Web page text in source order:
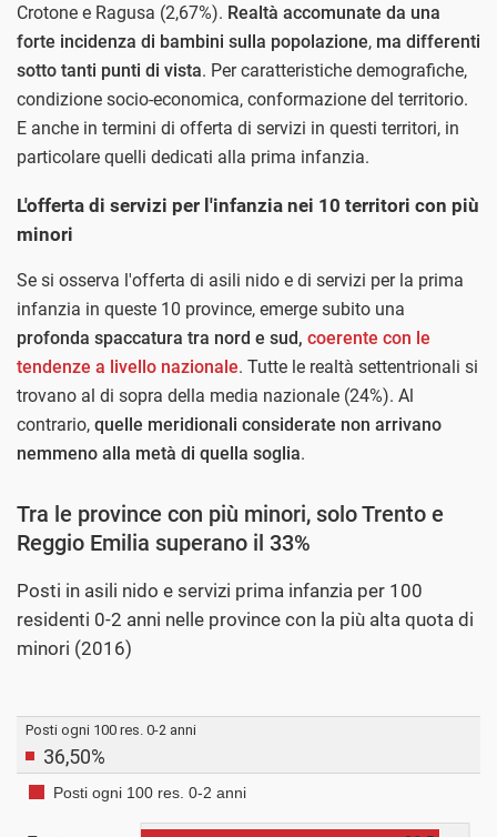
Crotone e Ragusa (2,67%). Realtà accomunate da una
forte incidenza di bambini sulla popolazione, ma differenti
sotto tanti punti di vista. Per caratteristiche demografiche,
condizione socio-economica, conformazione del territorio.
E anche in termini di offerta di servizi in questi territori, in
particolare quelli dedicati alla prima infanzia.
L'offerta di servizi per l'infanzia nei 10 territori con più
minori
Se si osserva l'offerta di asili nido e di servizi per la prima
infanzia in queste 10 province, emerge subito una
profonda spaccatura tra nord e sud, coerente con le
tendenze a livello nazionale. Tutte le realtà settentrionali si
trovano al di sopra della media nazionale (24%). Al
contrario, quelle meridionali considerate non arrivano
nemmeno alla metà di quella soglia.
Tra le province con più minori, solo Trento e
Reggio Emilia superano il 33%
Posti in asili nido e servizi prima infanzia per 100
residenti 0-2 anni nelle province con la più alta quota di
minori (2016)